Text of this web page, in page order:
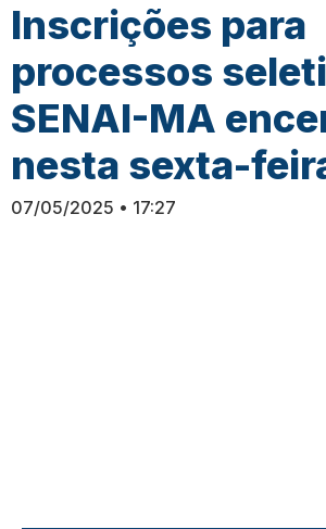
Inscrições para
processos
SENAI-MA
nesta sexta-
07/05/2025 17:27